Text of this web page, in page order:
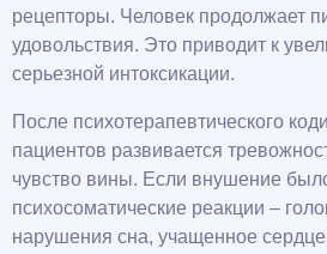
рецепторы. Человек продолжает
удовольствия. Это приводит к
серьезной интоксикации.
После психотерапевтического
пациентов развивается
чувство вины. Если внушение
психосоматические реакции –
нарушения сна, учащенное